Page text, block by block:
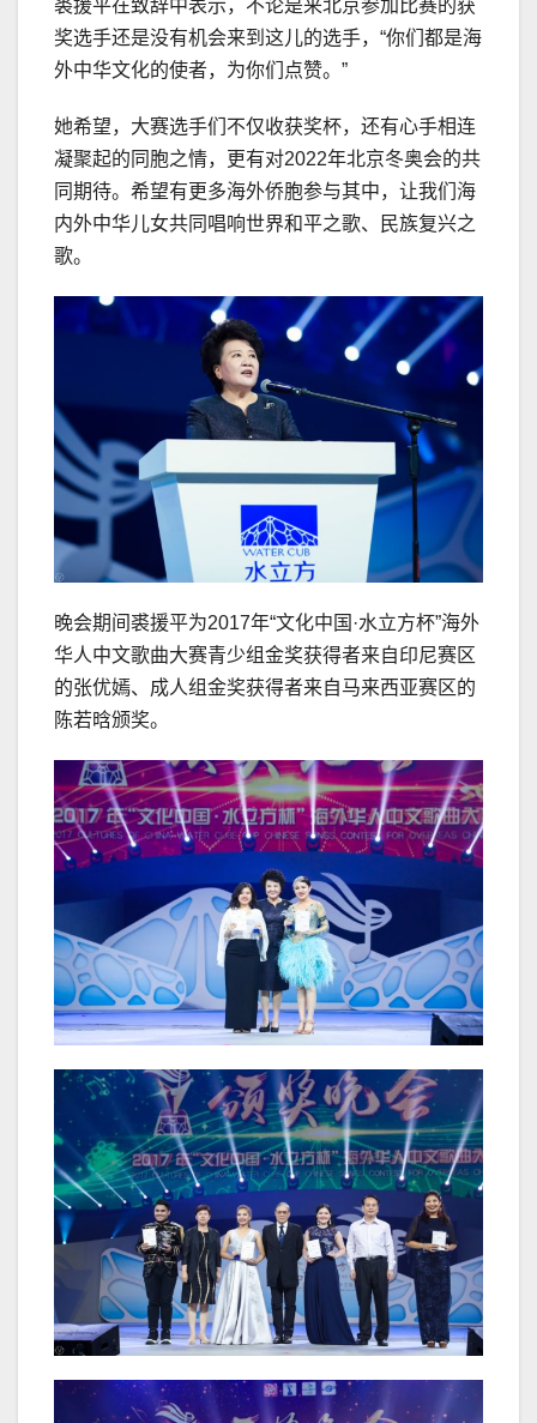
裘援平在致辞中表示，不论是来北京参加比赛的获
奖选手还是没有机会来到这儿的选手，“你们都是海
外中华文化的使者，为你们点赞。”
她希望，大赛选手们不仅收获奖杯，还有心手相连
凝聚起的同胞之情，更有对2022年北京冬奥会的共
同期待。希望有更多海外侨胞参与其中，让我们海
内外中华儿女共同唱响世界和平之歌、民族复兴之
歌。
晚会期间裘援平为2017年“文化中国·水立方杯”海外
华人中文歌曲大赛青少组金奖获得者来自印尼赛区
的张优嫣、成人组金奖获得者来自马来西亚赛区的
陈若晗颁奖。